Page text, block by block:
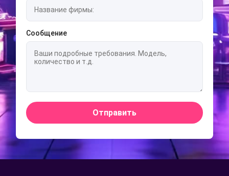
Сообщение
Отправить